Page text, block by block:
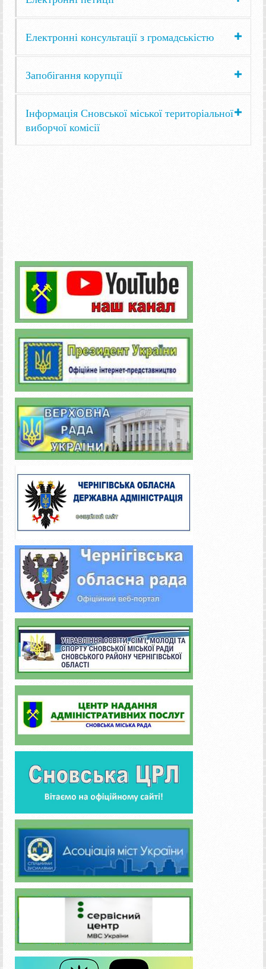
Електронні консультації з громадськістю
Запобігання корупції
Інформація Сновської міської територіальної
виборчої комісії